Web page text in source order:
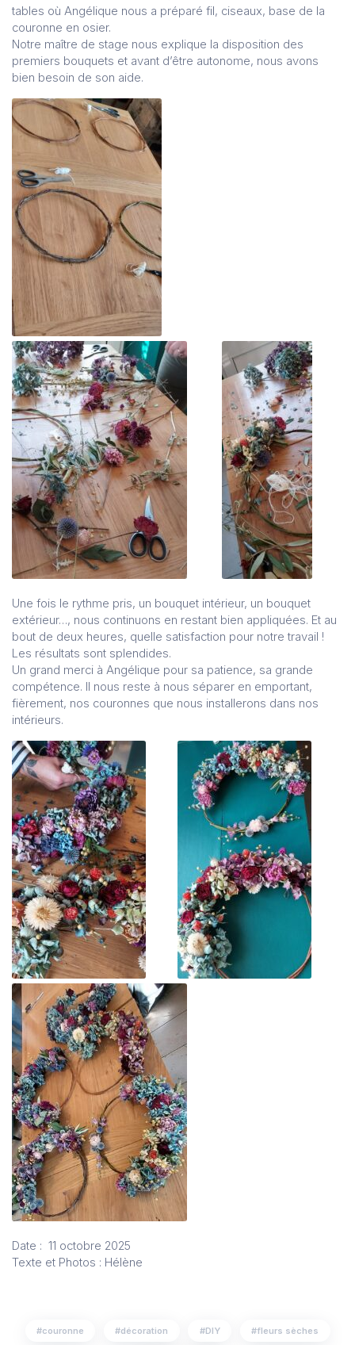
tables où Angélique nous a préparé fil, ciseaux, base de la
couronne en osier.
Notre maître de stage nous explique la disposition des
premiers bouquets et avant d’être autonome, nous avons
bien besoin de son aide.
Une fois le rythme pris, un bouquet intérieur, un bouquet
extérieur…, nous continuons en restant bien appliquées. Et au
bout de deux heures, quelle satisfaction pour notre travail !
Les résultats sont splendides.
Un grand merci à Angélique pour sa patience, sa grande
compétence. Il nous reste à nous séparer en emportant,
fièrement, nos couronnes que nous installerons dans nos
intérieurs.
Date : 11 octobre 2025
Texte et Photos : Hélène
couronne décoration DIY fleurs sèches